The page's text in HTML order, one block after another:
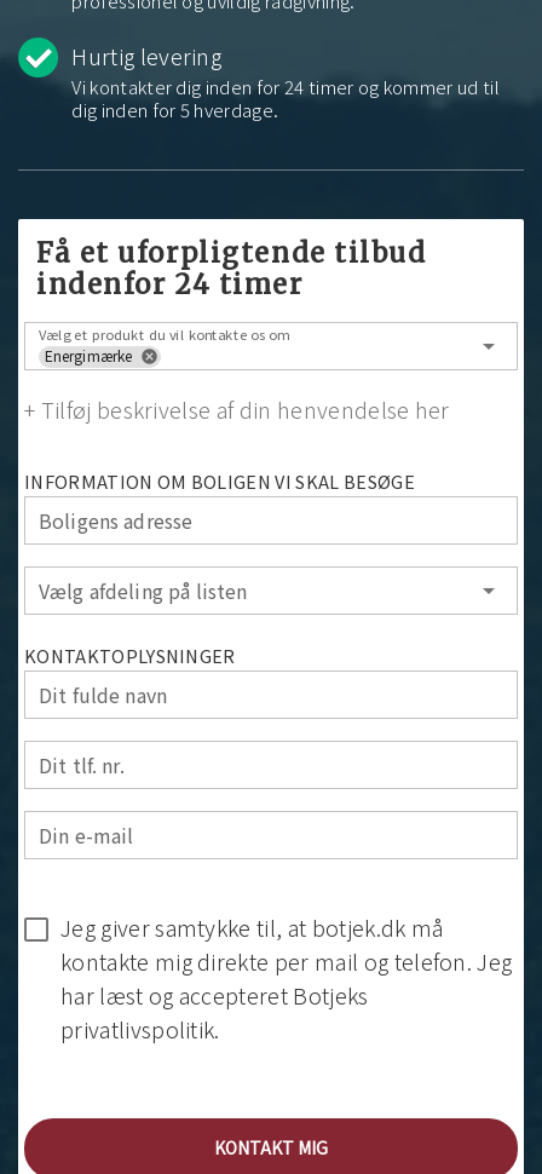
Hurtig levering
Vi kontakter dig inden for 24 timer og kommer ud til
dig inden for 5 hverdage.
Få et uforpligtende tilbud
indenfor 24 timer
Energimærke cancel
Vælg et produkt du vil kontakte os om arrow_drop_down
+ Tilføj beskrivelse af din henvendelse her
INFORMATION OM BOLIGEN VI SKAL BESØGE
Boligens adresse
Vælg afdeling på listen arrow_drop_down
KONTAKTOPLYSNINGER
Dit fulde navn
Dit tlf. nr.
Din e-mail
Jeg giver samtykke til, at botjek.dk må
kontakte mig direkte per mail og telefon. Jeg
har læst og accepteret Botjeks
privatlivspolitik.
KONTAKT MIG